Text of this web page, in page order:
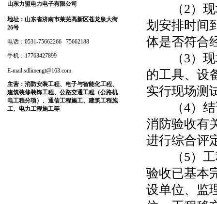
山东力盟电力电子有限公司
地址： 山东省济南市莱芜高新区苍龙泉大街
26号
电话：0531-75662266 75662188
手机：17763427899
E-mail:sdlimengt@163.com
主营： 消防安装工程、电子与智能化工程、
建筑装修装饰工程、公路交通工程（公路机
电工程分项）、通信工程施工、建筑工程施
工、电力工程施工等
（2）现
划安排时间
体是否符合
（3）现
的工具、设
实行现场测
（4）结
消防验收有
进行综合评
（5）工
验收已基本
设单位、监